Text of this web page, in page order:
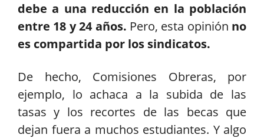
debe a una reducción en la población
entre 18 y 24 años. Pero, esta opinión no
es compartida por los sindicatos.
De hecho, Comisiones Obreras, por
ejemplo, lo achaca a la subida de las
tasas y los recortes de las becas que
dejan fuera a muchos estudiantes. Y algo